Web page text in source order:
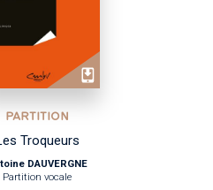
PARTITION
Troqueurs
DAUVERGNE
Partition vocale